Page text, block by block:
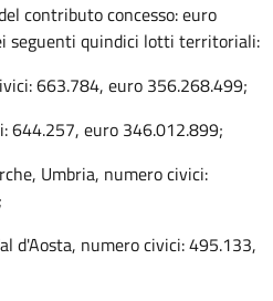
contributo concesso: euro
seguenti quindici lotti territoriali:
663.784, euro 356.268.499;
644.257, euro 346.012.899;
Umbria, numero civici:
d'Aosta, numero civici: 495.133,